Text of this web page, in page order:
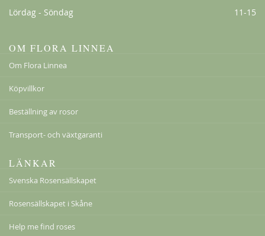
Lördag - Söndag 11-15
OM FLORA LINNEA
Om Flora Linnea
Köpvillkor
Beställning av rosor
Transport- och växtgaranti
LÄNKAR
Svenska Rosensällskapet
Rosensällskapet i Skåne
Help me find roses